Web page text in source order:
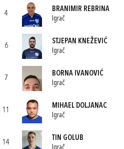
4
BRANIMIR REBRINA
Igrač
6
STJEPAN KNEŽEVIĆ
Igrač
7
BORNA IVANOVIĆ
Igrač
11
MIHAEL DOLJANAC
Igrač
14
TIN GOLUB
Igrač